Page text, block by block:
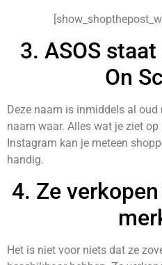
3. ASOS
On
Deze naam is inmiddels al
naam waar. Alles wat je ziet
Instagram kan je meteen
handig.
4. Ze
Het is niet voor niets dat ze